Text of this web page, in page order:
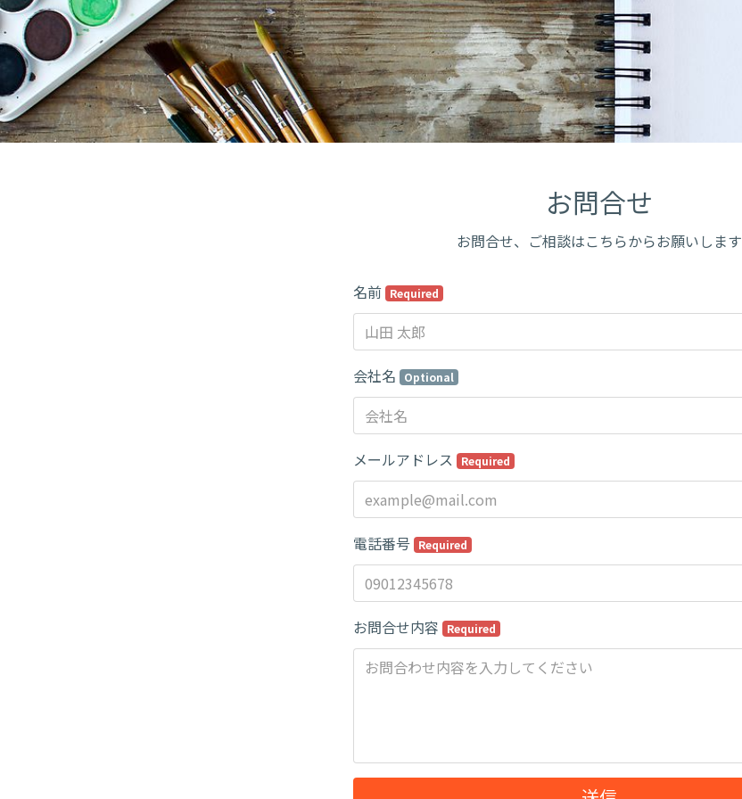
お問合せ
お問合せ、ご相談はこちらからお願いします
名前 Required
会社名 Optional
メールアドレス Required
電話番号 Required
お問合せ内容 Required